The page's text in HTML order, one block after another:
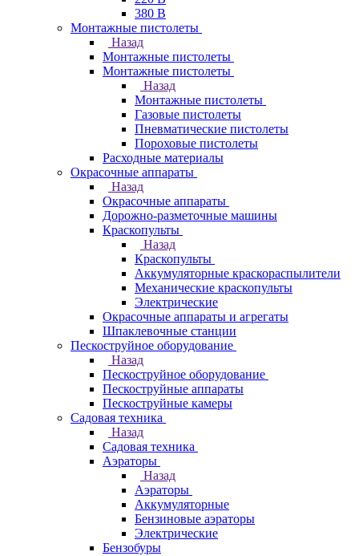
380 В
Монтажные пистолеты
Назад
Монтажные пистолеты
Монтажные пистолеты
Назад
Монтажные пистолеты
Газовые пистолеты
Пневматические пистолеты
Пороховые пистолеты
Расходные материалы
Окрасочные аппараты
Назад
Окрасочные аппараты
Дорожно-разметочные машины
Краскопульты
Назад
Краскопульты
Аккумуляторные краскораспылители
Механические краскопульты
Электрические
Окрасочные аппараты и агрегаты
Шпаклевочные станции
Пескоструйное оборудование
Назад
Пескоструйное оборудование
Пескоструйные аппараты
Пескоструйные камеры
Садовая техника
Назад
Садовая техника
Аэраторы
Назад
Аэраторы
Аккумуляторные
Бензиновые аэраторы
Электрические
Бензобуры